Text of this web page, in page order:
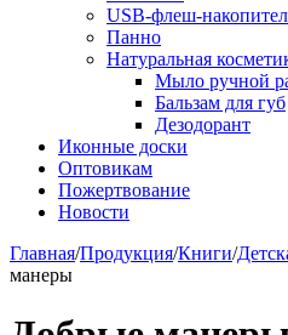
USB-флеш-
Панно
Натуральная
Мыло ручной
Бальзам для губ
Дезодорант
Иконные доски
Оптовикам
Пожертвование
Новости
Главная/Продукция/Книги/
манеры